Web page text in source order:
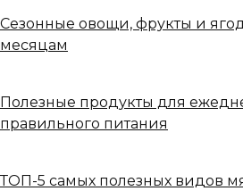
Сезонные овощи, фрукты и
месяцам
Полезные продукты для
правильного питания
ТОП-5 самых полезных видов